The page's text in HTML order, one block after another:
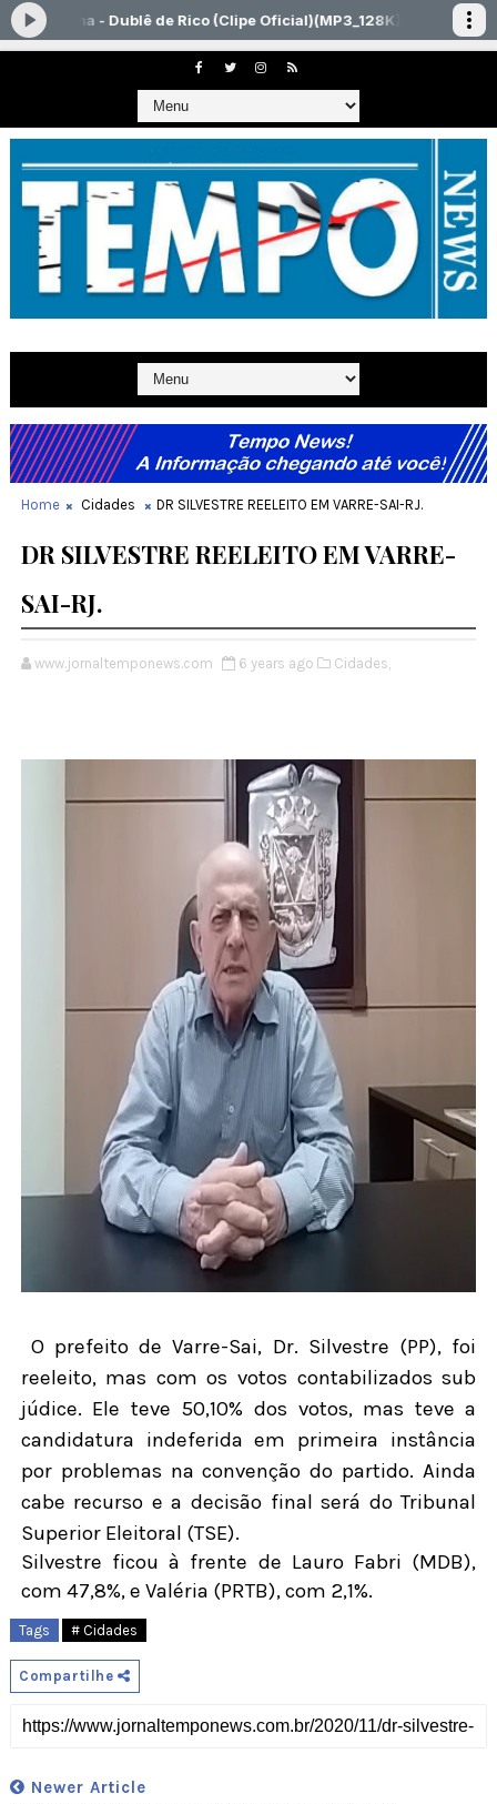
Home Cidades DR SILVESTRE REELEITO EM VARRE-SAI-RJ.
DR SILVESTRE REELEITO EM VARRE-
SAI-RJ.
www.jornaltemponews.com 6 years ago Cidades,
O prefeito de Varre-Sai, Dr. Silvestre (PP), foi
reeleito, mas com os votos contabilizados sub
júdice. Ele teve 50,10% dos votos, mas teve a
candidatura indeferida em primeira instância
por problemas na convenção do partido. Ainda
cabe recurso e a decisão final será do Tribunal
Superior Eleitoral (TSE).
Silvestre ficou à frente de Lauro Fabri (MDB),
com 47,8%, e Valéria (PRTB), com 2,1%.
Tags # Cidades
Compartilhe
Newer Article